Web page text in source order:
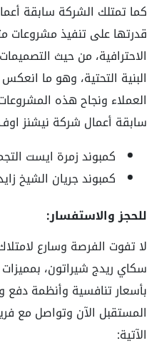
كما تمتلك الشركة سابقة
قدرتها على تنفيذ مشروعات
الاحترافية، من حيث
البنية التحتية، وهو ما
العملاء ونجاح هذه
سابقة أعمال شركة نيشنز
كمبوند زمرة ايست
كمبوند جريان الشيخ
للحجز والاستفسار:
لا تفوت الفرصة وسارع
سكاي ريدج شيراتون،
بأسعار تنافسية وأنظمة دفع
المستقبل الآن وتواصل مع
الآتية: